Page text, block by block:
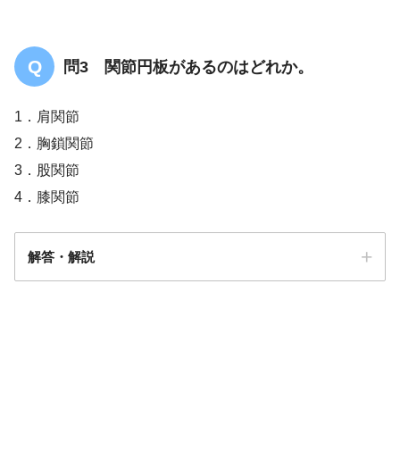
問3 関節円板があるのはどれか。
1．肩関節
2．胸鎖関節
3．股関節
4．膝関節
解答・解説